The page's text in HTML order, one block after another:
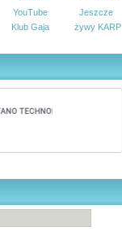
YouTube
Klub Gaja
Jeszcze
żywy KARP